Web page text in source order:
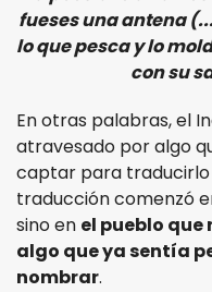
fueses una antena
lo que pesca y lo
con su
En otras palabras, el
atravesado por algo
captar para traducirlo
traducción comenzó
sino en el pueblo que
algo que ya sentía
nombrar.